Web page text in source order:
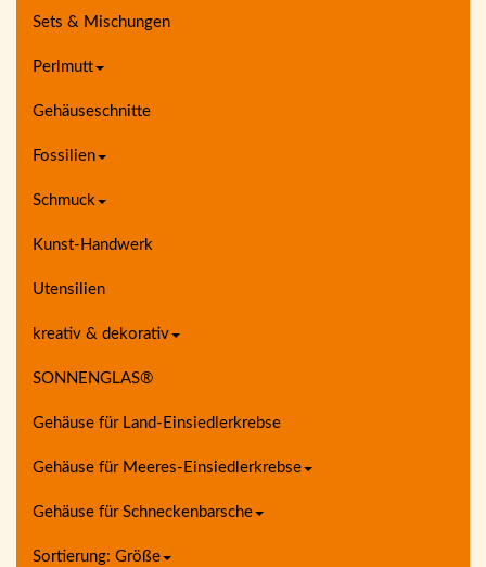
Sets & Mischungen
Perlmutt
Gehäuseschnitte
Fossilien
Schmuck
Kunst-Handwerk
Utensilien
kreativ & dekorativ
SONNENGLAS®
Gehäuse für Land-Einsiedlerkrebse
Gehäuse für Meeres-Einsiedlerkrebse
Gehäuse für Schneckenbarsche
Sortierung: Größe